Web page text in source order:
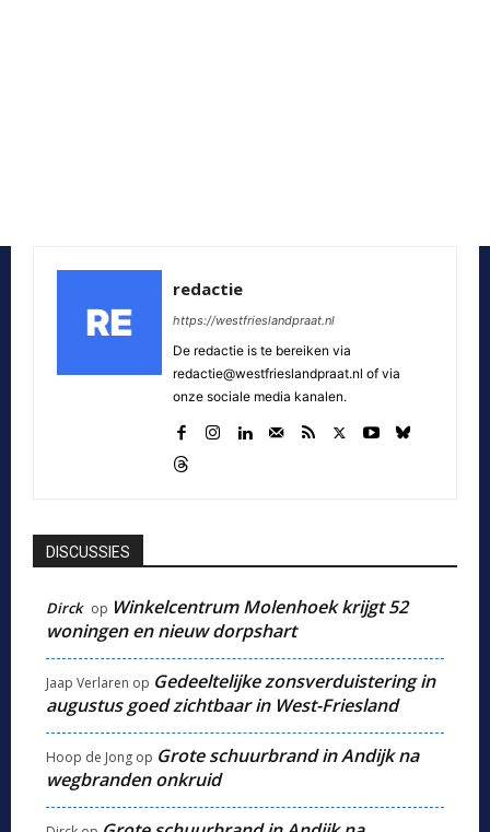
redactie
https://westfrieslandpraat.nl
De redactie is te bereiken via
redactie@westfrieslandpraat.nl of via
onze sociale media kanalen.
DISCUSSIES
Dirck op Winkelcentrum Molenhoek krijgt 52
woningen en nieuw dorpshart
Jaap Verlaren op Gedeeltelijke zonsverduistering in
augustus goed zichtbaar in West-Friesland
Hoop de Jong op Grote schuurbrand in Andijk na
wegbranden onkruid